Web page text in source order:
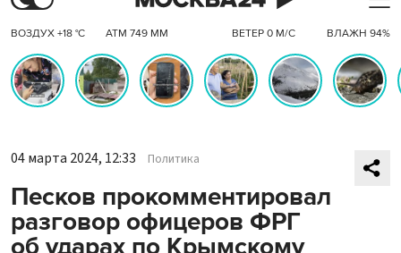
ВОЗДУХ +18 °C АТМ 749 ММ ВЕТЕР 0 М/С ВЛАЖН 94%
04 марта 2024, 12:33 Политика
Песков прокомментировал
разговор офицеров ФРГ
об ударах по Крымскому